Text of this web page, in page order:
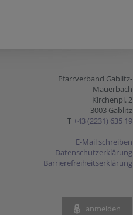
Pfarrverband Gablitz-
Mauerbach
Kirchenpl. 2
3003 Gablitz
T +43 (2231) 635 19
E-Mail schreiben
Datenschutzerklärung
Barrierefreiheitserklärung
anmelden